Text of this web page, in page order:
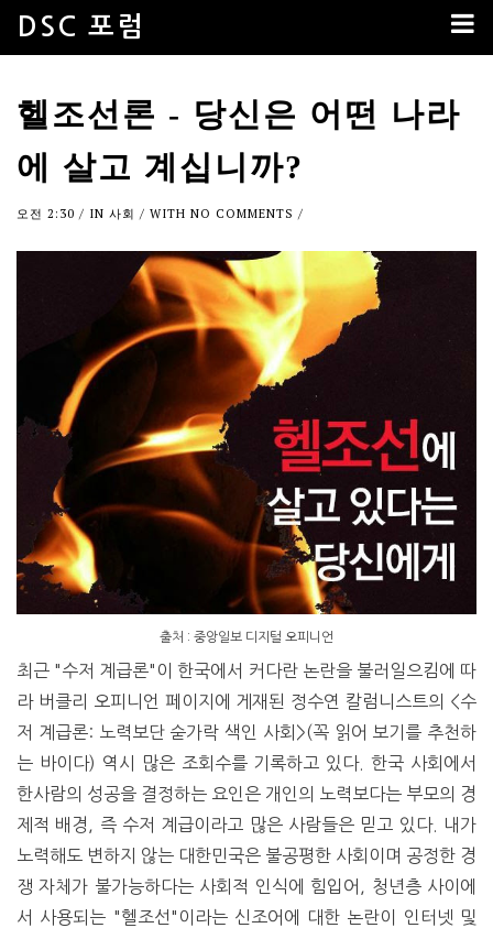
DSC 포럼
헬조선론 - 당신은 어떤 나라
에 살고 계십니까?
오전 2:30 / IN 사회 / WITH NO COMMENTS /
출처 : 중앙일보 디지털 오피니언
최근 "수저 계급론"이 한국에서 커다란 논란을 불러일으킴에 따
라 버클리 오피니언 페이지에 게재된 정수연 칼럼니스트의 <수
저 계급론: 노력보단 숟가락 색인 사회>(꼭 읽어 보기를 추천하
는 바이다) 역시 많은 조회수를 기록하고 있다. 한국 사회에서
한사람의 성공을 결정하는 요인은 개인의 노력보다는 부모의 경
제적 배경, 즉 수저 계급이라고 많은 사람들은 믿고 있다. 내가
노력해도 변하지 않는 대한민국은 불공평한 사회이며 공정한 경
쟁 자체가 불가능하다는 사회적 인식에 힘입어, 청년층 사이에
서 사용되는 "헬조선"이라는 신조어에 대한 논란이 인터넷 및